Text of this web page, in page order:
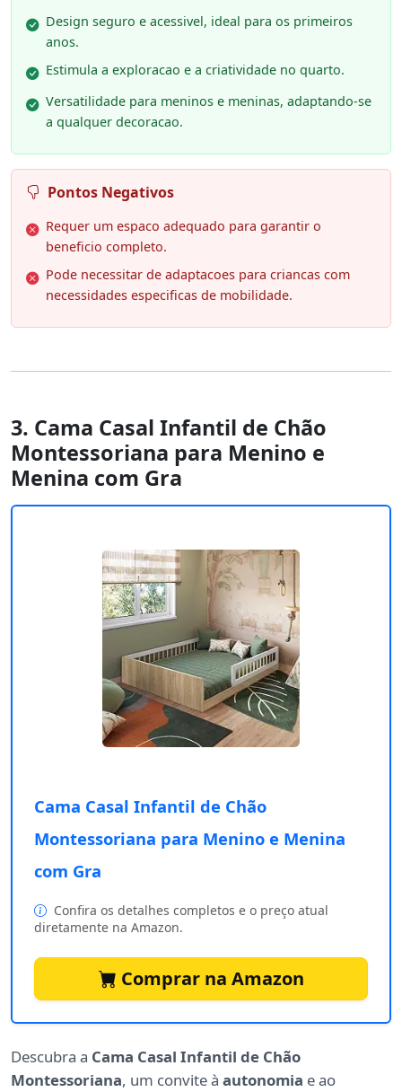
Design seguro e acessivel, ideal para os primeiros
anos.
Estimula a exploracao e a criatividade no quarto.
Versatilidade para meninos e meninas, adaptando-se
a qualquer decoracao.
Pontos Negativos
Requer um espaco adequado para garantir o
beneficio completo.
Pode necessitar de adaptacoes para criancas com
necessidades especificas de mobilidade.
3. Cama Casal Infantil de Chão
Montessoriana para Menino e
Menina com Gra
Cama Casal Infantil de Chão
Montessoriana para Menino e Menina
com Gra
Confira os detalhes completos e o preço atual
diretamente na Amazon.
Comprar na Amazon
Descubra a Cama Casal Infantil de Chão
Montessoriana, um convite à autonomia e ao